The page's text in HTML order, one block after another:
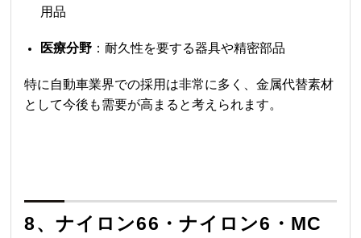
用品
医療分野 ：耐久性を要する器具や精密部品
特に自動車業界での採用は非常に多く、金属代替素材
として今後も需要が高まると考えられます。
8、 ナイロン66 ・ナイロン6・MC